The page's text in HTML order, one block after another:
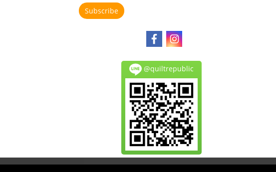
Subscribe
@quiltrepublic